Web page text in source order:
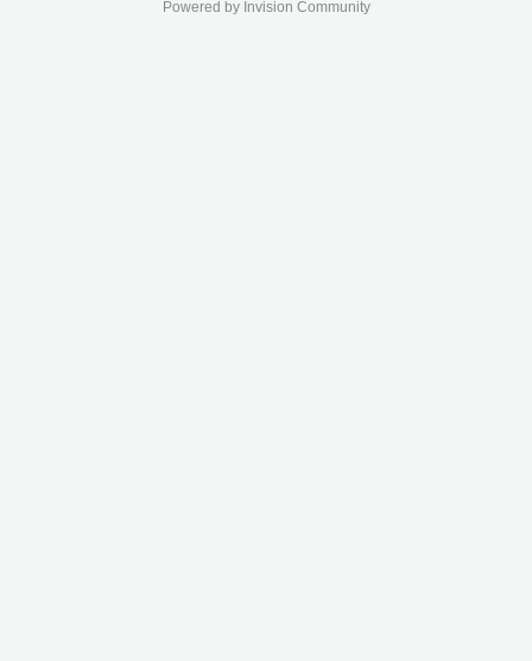
Powered by Invision Community